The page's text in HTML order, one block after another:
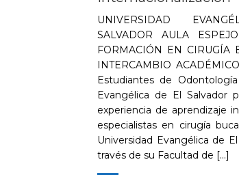
UNIVERSIDAD
SALVADOR AULA
FORMACIÓN EN CIRUGÍA
INTERCAMBIO
Estudiantes de
Evangélica de El Salvador
experiencia de aprendizaje
especialistas en cirugía
Universidad Evangélica de El
través de su Facultad de [...]